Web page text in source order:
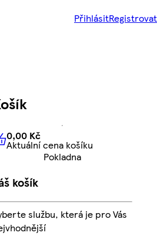
PřihlásitRegistrovat
0,00 KčAktuální cena košíku
0,00 Kč
Aktuální cena košíku
Pokladna
košík
službu, která je pro Vás